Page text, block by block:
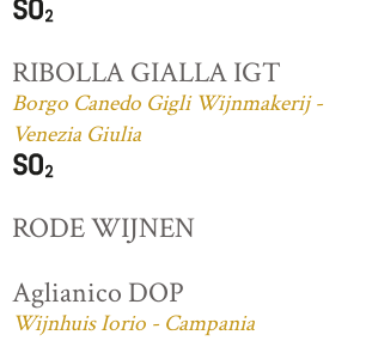
RIBOLLA GIALLA IGT
Borgo Canedo Gigli Wijnmakerij -
Venezia Giulia
RODE WIJNEN
Aglianico DOP
Wijnhuis Iorio - Campania